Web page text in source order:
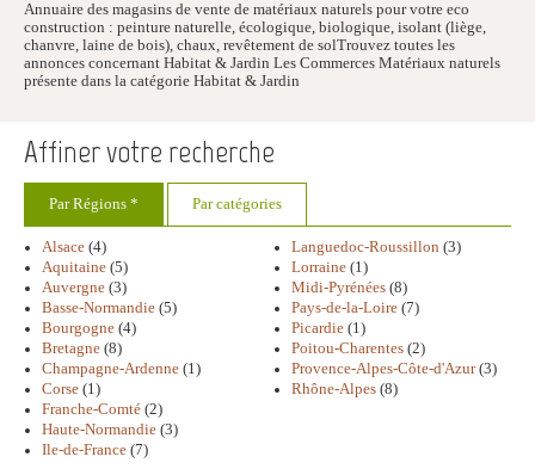
Annuaire des magasins de vente de matériaux naturels pour votre eco
construction : peinture naturelle, écologique, biologique, isolant (liège,
chanvre, laine de bois), chaux, revêtement de solTrouvez toutes les
annonces concernant Habitat & Jardin Les Commerces Matériaux naturels
présente dans la catégorie Habitat & Jardin
Affiner votre recherche
Par Régions * Par catégories
Alsace (4)
Aquitaine (5)
Auvergne (3)
Basse-Normandie (5)
Bourgogne (4)
Bretagne (8)
Champagne-Ardenne (1)
Corse (1)
Franche-Comté (2)
Haute-Normandie (3)
Ile-de-France (7)
Languedoc-Roussillon (3)
Lorraine (1)
Midi-Pyrénées (8)
Pays-de-la-Loire (7)
Picardie (1)
Poitou-Charentes (2)
Provence-Alpes-Côte-d'Azur(3)
Rhône-Alpes (8)